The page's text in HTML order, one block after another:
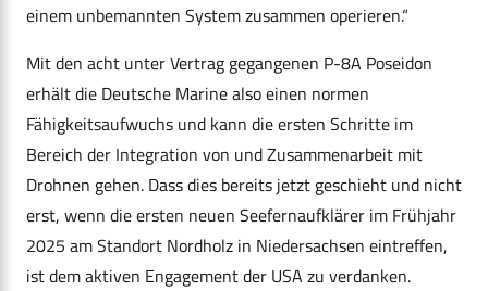
einem unbemannten System zusammen operieren.“
Mit den acht unter Vertrag gegangenen P-8A Poseidon
erhält die Deutsche Marine also einen normen
Fähigkeitsaufwuchs und kann die ersten Schritte im
Bereich der Integration von und Zusammenarbeit mit
Drohnen gehen. Dass dies bereits jetzt geschieht und nicht
erst, wenn die ersten neuen Seefernaufklärer im Frühjahr
2025 am Standort Nordholz in Niedersachsen eintreffen,
ist dem aktiven Engagement der USA zu verdanken.